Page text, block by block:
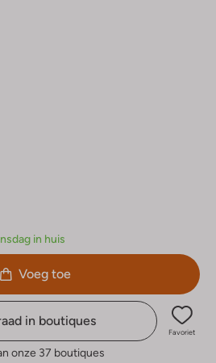
in huis
Voeg toe
in boutiques
Favoriet
onze 37 boutiques